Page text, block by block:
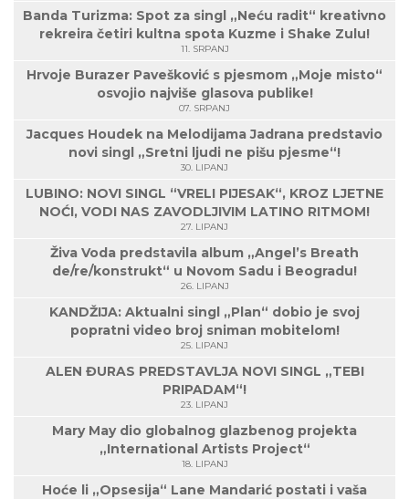
Banda Turizma: Spot za singl „Neću radit“ kreativno
rekreira četiri kultna spota Kuzme i Shake Zulu!
11. SRPANJ
Hrvoje Burazer Pavešković s pjesmom „Moje misto“
osvojio najviše glasova publike!
07. SRPANJ
Jacques Houdek na Melodijama Jadrana predstavio
novi singl „Sretni ljudi ne pišu pjesme“!
30. LIPANJ
LUBINO: NOVI SINGL “VRELI PIJESAK“, KROZ LJETNE
NOĆI, VODI NAS ZAVODLJIVIM LATINO RITMOM!
27. LIPANJ
Živa Voda predstavila album „Angel’s Breath
de/re/konstrukt“ u Novom Sadu i Beogradu!
26. LIPANJ
KANDŽIJA: Aktualni singl „Plan“ dobio je svoj
popratni video broj sniman mobitelom!
25. LIPANJ
ALEN ĐURAS PREDSTAVLJA NOVI SINGL „TEBI
PRIPADAM“!
23. LIPANJ
Mary May dio globalnog glazbenog projekta
„International Artists Project“
18. LIPANJ
Hoće li „Opsesija“ Lane Mandarić postati i vaša